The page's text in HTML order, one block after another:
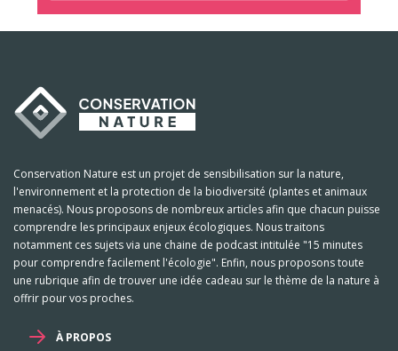
Conservation Nature est un projet de sensibilisation sur la nature,
l'environnement et la protection de la biodiversité (plantes et animaux
menacés). Nous proposons de nombreux articles afin que chacun puisse
comprendre les principaux enjeux écologiques. Nous traitons
notamment ces sujets via une chaine de podcast intitulée "15 minutes
pour comprendre facilement l'écologie". Enfin, nous proposons toute
une rubrique afin de trouver une idée cadeau sur le thème de la nature à
offrir pour vos proches.
À PROPOS